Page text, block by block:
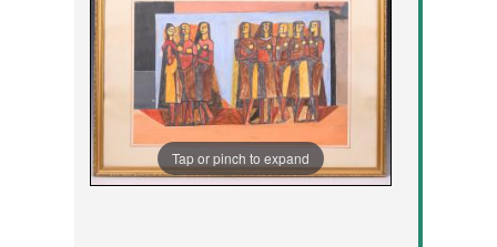
Tap or pinch to expand